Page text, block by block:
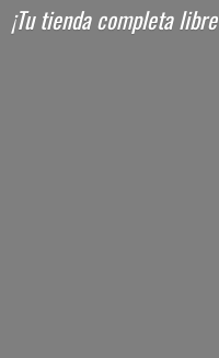
¡Tu tienda completa libre